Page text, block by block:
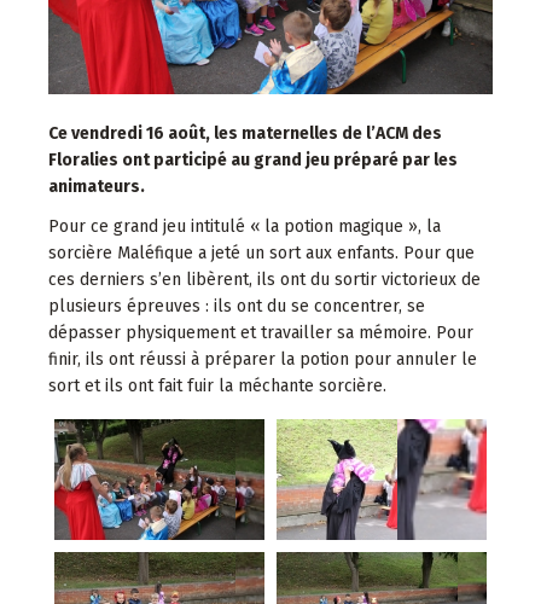
Ce vendredi 16 août, les maternelles de l’ACM des
Floralies ont participé au grand jeu préparé par les
animateurs.
Pour ce grand jeu intitulé « la potion magique », la
sorcière Maléfique a jeté un sort aux enfants. Pour que
ces derniers s’en libèrent, ils ont du sortir victorieux de
plusieurs épreuves : ils ont du se concentrer, se
dépasser physiquement et travailler sa mémoire. Pour
finir, ils ont réussi à préparer la potion pour annuler le
sort et ils ont fait fuir la méchante sorcière.